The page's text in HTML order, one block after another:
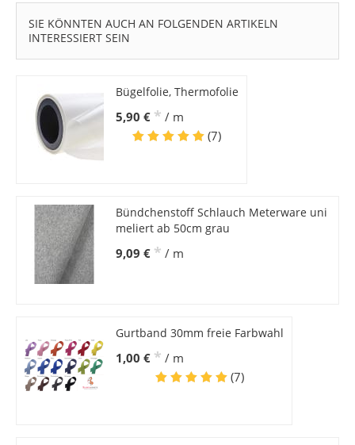
SIE KÖNNTEN AUCH AN FOLGENDEN ARTIKELN
INTERESSIERT SEIN
Bügelfolie, Thermofolie
5,90 € * / m
(7)
Bündchenstoff Schlauch Meterware uni
meliert ab 50cm grau
9,09 € * / m
Gurtband 30mm freie Farbwahl
1,00 € * / m
(7)